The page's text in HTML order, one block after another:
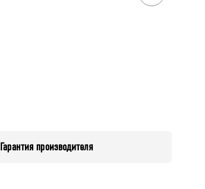
Гарантия производителя